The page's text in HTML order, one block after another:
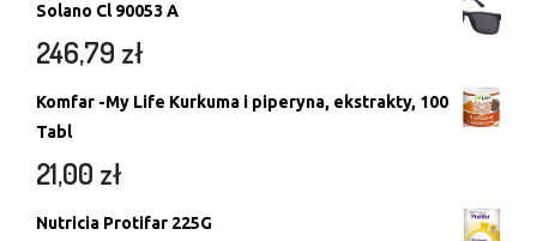
Solano Cl 90053 A
246,79 zł
Komfar -My Life Kurkuma i piperyna, ekstrakty, 100
Tabl
21,00 zł
Nutricia Protifar 225G